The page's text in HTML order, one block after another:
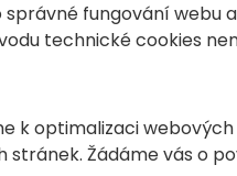
fungování webu
technické cookies
k optimalizaci
Žádáme vás o